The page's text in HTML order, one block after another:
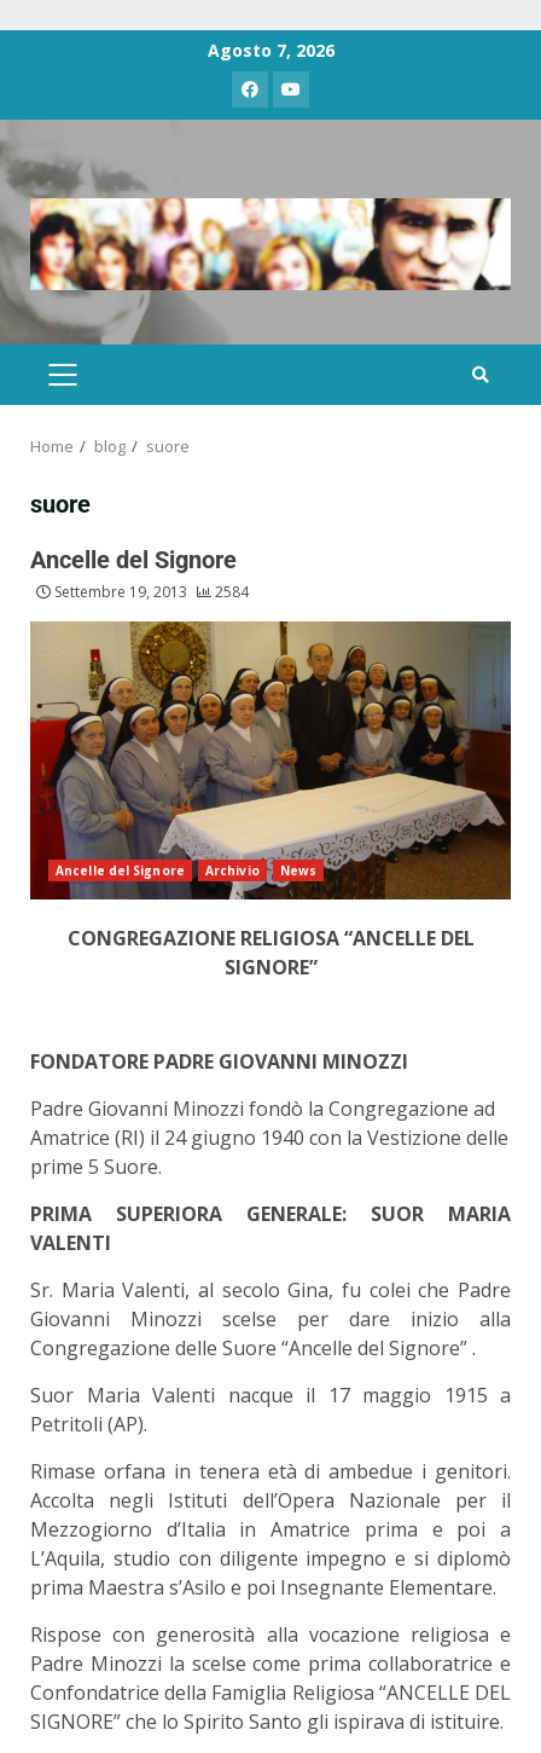
Agosto 7, 2026
Home blog suore
suore
Ancelle del Signore
Settembre 19, 2013 2584
Ancelle del Signore Archivio News
CONGREGAZIONE RELIGIOSA “ANCELLE DEL
SIGNORE”
FONDATORE PADRE GIOVANNI MINOZZI
Padre Giovanni Minozzi fondò la Congregazione ad
Amatrice (RI) il 24 giugno 1940 con la Vestizione delle
prime 5 Suore.
PRIMA SUPERIORA GENERALE: SUOR MARIA
VALENTI
Sr. Maria Valenti, al secolo Gina, fu colei che Padre
Giovanni Minozzi scelse per dare inizio alla
Congregazione delle Suore “Ancelle del Signore” .
Suor Maria Valenti nacque il 17 maggio 1915 a
Petritoli (AP).
Rimase orfana in tenera età di ambedue i genitori.
Accolta negli Istituti dell’Opera Nazionale per il
Mezzogiorno d’Italia in Amatrice prima e poi a
L’Aquila, studio con diligente impegno e si diplomò
prima Maestra s’Asilo e poi Insegnante Elementare.
Rispose con generosità alla vocazione religiosa e
Padre Minozzi la scelse come prima collaboratrice e
Confondatrice della Famiglia Religiosa “ANCELLE DEL
SIGNORE” che lo Spirito Santo gli ispirava di istituire.